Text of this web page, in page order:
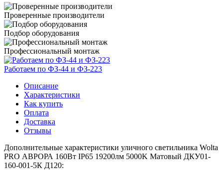
Проверенные производители
Подбор оборудования
Профессиональный монтаж
Работаем по ФЗ-44 и ФЗ-223
Описание
Характеристики
Как купить
Оплата
Доставка
Отзывы
Дополнительные характеристики уличного светильника Wolta
PRO АВРОРА 160Вт IP65 19200лм 5000K Матовый ДКУ01-
160-001-5К Д120: